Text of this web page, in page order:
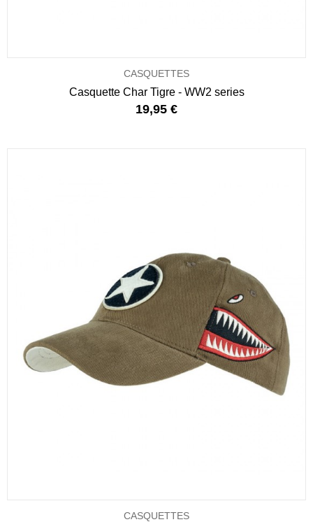
CASQUETTES
Casquette Char Tigre - WW2 series
19,95 €
CASQUETTES